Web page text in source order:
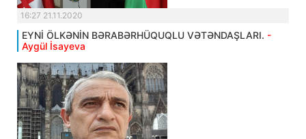
16:27 21.11.2020
EYNİ ÖLKƏNİN BƏRABƏRHÜQUQLU VƏTƏNDAŞLARI. -
Aygül İsayeva